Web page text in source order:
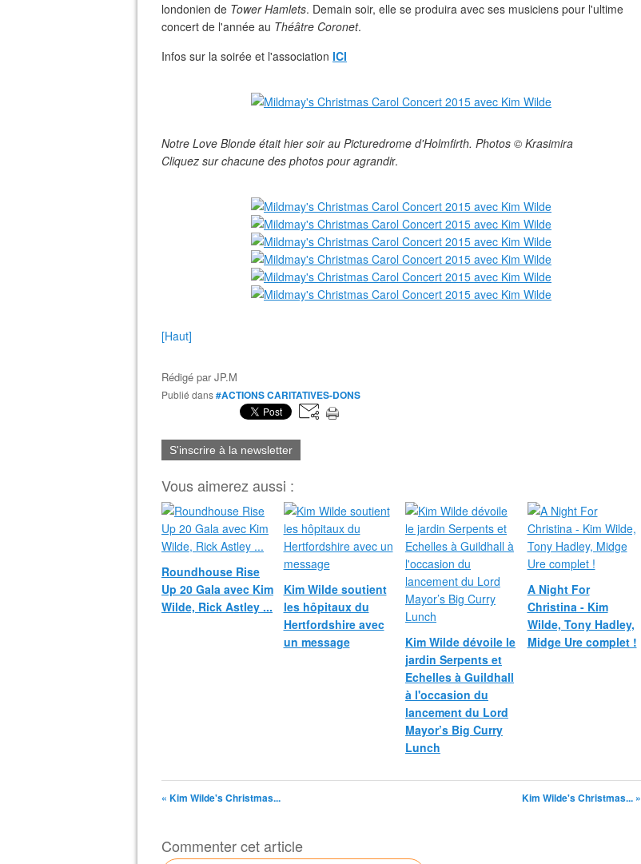
londonien de Tower Hamlets. Demain soir, elle se produira avec ses musiciens pour l'ultime
concert de l'année au Théâtre Coronet.
Infos sur la soirée et l'association ICI
Notre Love Blonde était hier soir au Picturedrome d'Holmfirth. Photos © Krasimira
Cliquez sur chacune des photos pour agrandir.
[Haut]
Rédigé parJP.M
Publié dans#ACTIONS CARITATIVES-DONS
S'inscrire à la newsletter
Vous aimerez aussi :
Roundhouse Rise
Up 20 Gala avec Kim
Wilde, Rick Astley ...
Kim Wilde soutient
les hôpitaux du
Hertfordshire avec
un message
Kim Wilde dévoile le
jardin Serpents et
Echelles à Guildhall
à l'occasion du
lancement du Lord
Mayor’s Big Curry
Lunch
A Night For
Christina - Kim
Wilde, Tony Hadley,
Midge Ure complet !
« Kim Wilde's Christmas... Kim Wilde's Christmas... »
Commenter cet article